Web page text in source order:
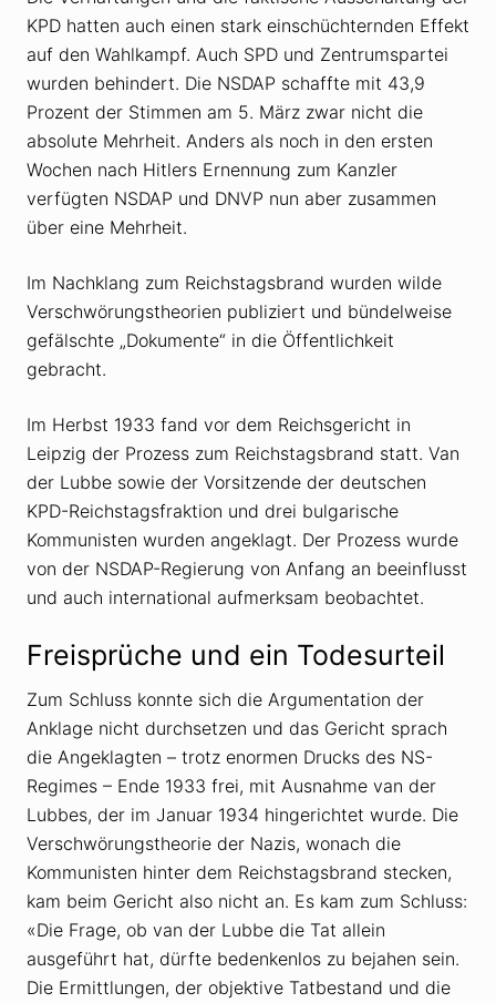
KPD hatten auch einen stark einschüchternden Effekt
auf den Wahlkampf. Auch SPD und Zentrumspartei
wurden behindert. Die NSDAP schaffte mit 43,9
Prozent der Stimmen am 5. März zwar nicht die
absolute Mehrheit. Anders als noch in den ersten
Wochen nach Hitlers Ernennung zum Kanzler
verfügten NSDAP und DNVP nun aber zusammen
über eine Mehrheit.
Im Nachklang zum Reichstagsbrand wurden wilde
Verschwörungstheorien publiziert und bündelweise
gefälschte „Dokumente“ in die Öffentlichkeit
gebracht.
Im Herbst 1933 fand vor dem Reichsgericht in
Leipzig der Prozess zum Reichstagsbrand statt. Van
der Lubbe sowie der Vorsitzende der deutschen
KPD-Reichstagsfraktion und drei bulgarische
Kommunisten wurden angeklagt. Der Prozess wurde
von der NSDAP-Regierung von Anfang an beeinflusst
und auch international aufmerksam beobachtet.
Freisprüche und ein Todesurteil
Zum Schluss konnte sich die Argumentation der
Anklage nicht durchsetzen und das Gericht sprach
die Angeklagten – trotz enormen Drucks des NS-
Regimes – Ende 1933 frei, mit Ausnahme van der
Lubbes, der im Januar 1934 hingerichtet wurde. Die
Verschwörungstheorie der Nazis, wonach die
Kommunisten hinter dem Reichstagsbrand stecken,
kam beim Gericht also nicht an. Es kam zum Schluss:
«Die Frage, ob van der Lubbe die Tat allein
ausgeführt hat, dürfte bedenkenlos zu bejahen sein.
Die Ermittlungen, der objektive Tatbestand und die